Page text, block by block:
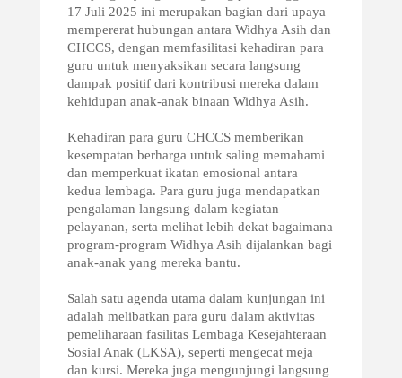
17 Juli 2025 ini merupakan bagian dari upaya
mempererat hubungan antara Widhya Asih dan
CHCCS, dengan memfasilitasi kehadiran para
guru untuk menyaksikan secara langsung
dampak positif dari kontribusi mereka dalam
kehidupan anak-anak binaan Widhya Asih.
Kehadiran para guru CHCCS memberikan
kesempatan berharga untuk saling memahami
dan memperkuat ikatan emosional antara
kedua lembaga. Para guru juga mendapatkan
pengalaman langsung dalam kegiatan
pelayanan, serta melihat lebih dekat bagaimana
program-program Widhya Asih dijalankan bagi
anak-anak yang mereka bantu.
Salah satu agenda utama dalam kunjungan ini
adalah melibatkan para guru dalam aktivitas
pemeliharaan fasilitas Lembaga Kesejahteraan
Sosial Anak (LKSA), seperti mengecat meja
dan kursi. Mereka juga mengunjungi langsung